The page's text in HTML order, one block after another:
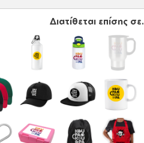
Διατίθεται επίσης